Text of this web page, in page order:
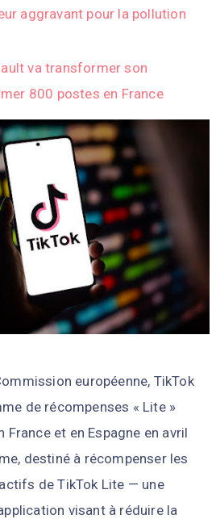
aggravant pour la pollution
va transformer son
800 postes en France
européenne, TikTok
de récompenses « Lite »
France et en Espagne en avril
destiné à récompenser les
de TikTok Lite — une
visant à réduire la